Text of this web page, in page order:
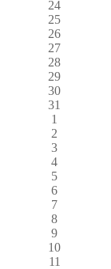
24
25
26
27
28
29
30
31
1
2
3
4
5
6
7
8
9
10
11